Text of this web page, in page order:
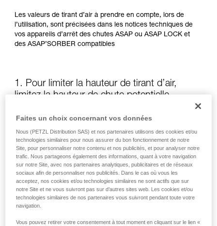
Les valeurs de tirant d’air à prendre en compte, lors de
l’utilisation, sont précisées dans les notices techniques de
vos appareils d’arrêt des chutes ASAP ou ASAP LOCK et
des ASAP’SORBER compatibles
1. Pour limiter la hauteur de tirant d’air,
limitez la hauteur de chute potentielle
La position de l’ASAP ou de l’ASAP LOCK, par rapport à
l’utilisateur, influe sur la hauteur de chute et donc sur la
longueur de déchirement de l’absorbeur d’énergie : ces
deux éléments augmentent le tirant d’air.
Gardez autant que possible l’ASAP ou l’ASAP LOCK au-
dessus du point d’attache de votre harnais
Faites un choix concernant vos données
Nous (PETZL Distribution SAS) et nos partenaires utilisons des cookies et/ou
technologies similaires pour nous assurer du bon fonctionnement de notre
Site, pour personnaliser notre contenu et nos publicités, et pour analyser notre
trafic. Nous partageons également des informations, quant à votre navigation
sur notre Site, avec nos partenaires analytiques, publicitaires et de réseaux
sociaux afin de personnaliser nos publicités. Dans le cas où vous les
acceptez, nos cookies et/ou technologies similaires ne sont actifs que sur
notre Site et ne vous suivront pas sur d’autres sites web. Les cookies et/ou
technologies similaires de nos partenaires vous suivront pendant toute votre
navigation.
Vous pouvez retirer votre consentement à tout moment en cliquant sur le lien «